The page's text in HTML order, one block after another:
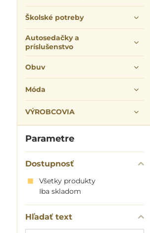
Parametre
Dostupnosť
Všetky produkty
Iba skladom
Hľadať text
Školské potreby
Autosedačky a
príslušenstvo
Obuv
Móda
VÝROBCOVIA